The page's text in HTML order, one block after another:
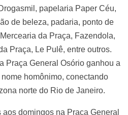
papelaria Paper Céu,
de beleza, padaria, ponto de
da Praça, Fazendola,
Praça, Le Pulê, entre outros.
Praça General Osório ganhou a
homônimo, conectando
norte do Rio de Janeiro.
domingos na Praça General